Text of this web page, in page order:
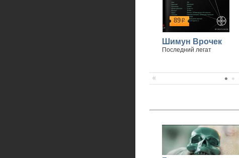
89р
Шимун Врочек
Последний легат